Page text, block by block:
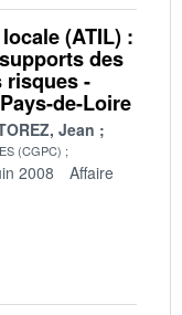
(ATIL) :
des
risques -
de-Loire
Jean
(CGPC)
2008
Affaire